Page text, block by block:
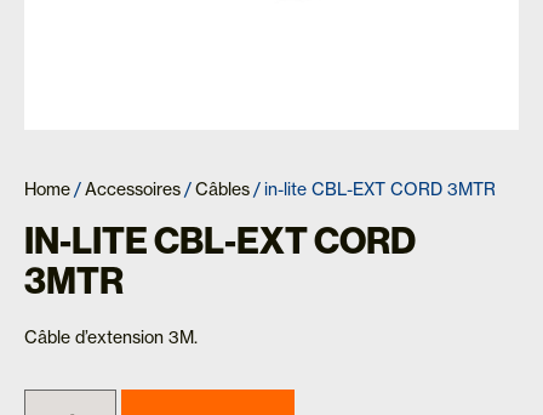
Home /Accessoires /Câbles / in-lite CBL-EXT CORD 3MTR
IN-LITE CBL-EXT CORD
3MTR
Câble d’extension 3M.